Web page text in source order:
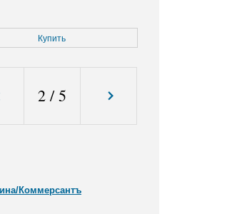
Купить
2/5
Коммерсантъ